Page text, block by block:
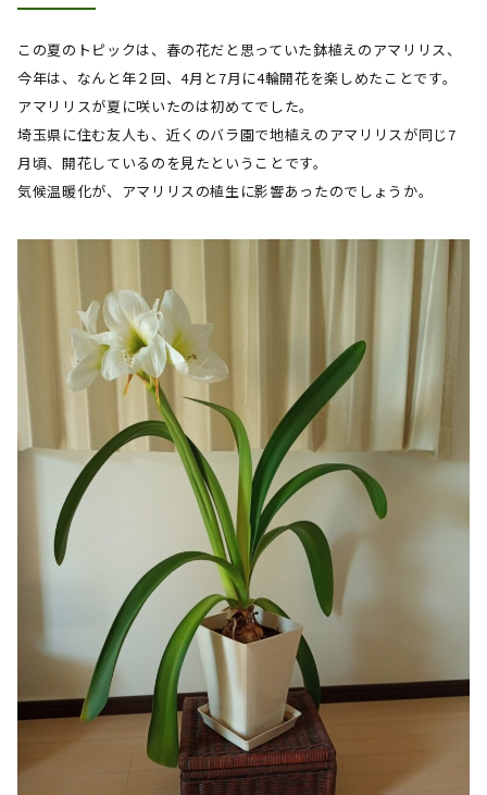
この夏のトピックは、春の花だと思っていた鉢植えのアマリリス、
今年は、なんと年２回、4月と7月に4輪開花を楽しめたことです。
アマリリスが夏に咲いたのは初めてでした。
埼玉県に住む友人も、近くのバラ園で地植えのアマリリスが同じ7
月頃、開花しているのを見たということです。
気候温暖化が、アマリリスの植生に影響あったのでしょうか。